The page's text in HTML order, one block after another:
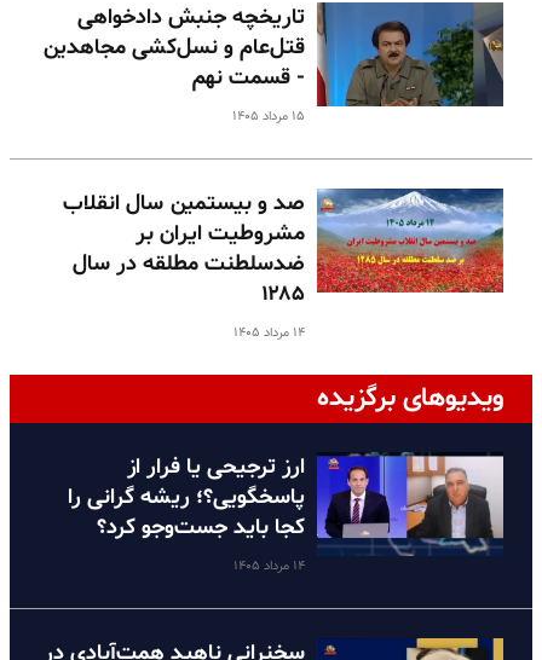
تاریخچه جنبش دادخواهی
قتل‌عام و نسل‌کشی مجاهدین
- قسمت نهم
۱۵ مرداد ۱۴۰۵
صد و بیستمین سال انقلاب
مشروطیت ایران بر
ضدسلطنت مطلقه در سال
۱۲۸۵
۱۴ مرداد ۱۴۰۵
ویدیوهای برگزیده
ارز ترجیحی یا فرار از
پاسخگویی؟؛ ریشه گرانی را
کجا باید جست‌وجو کرد؟
۱۴ مرداد ۱۴۰۵
سخنرانی ناهید همت‌آبادی در